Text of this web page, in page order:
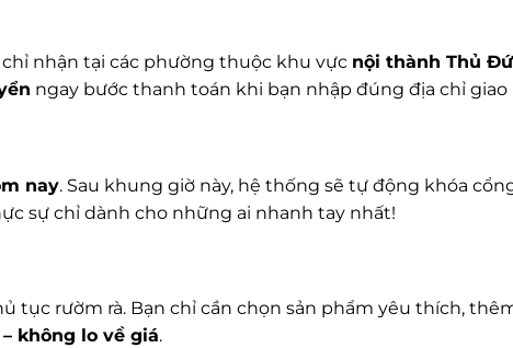
nhận tại các phường thuộc khu vực nội thành Thủ
ngay bước thanh toán khi bạn nhập đúng địa chỉ giao
nay. Sau khung giờ này, hệ thống sẽ tự động khóa
sự chỉ dành cho những ai nhanh tay nhất!
rườm rà. Bạn chỉ cần chọn sản phẩm yêu thích,
không lo về giá.